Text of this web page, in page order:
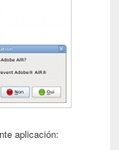
aplicación: